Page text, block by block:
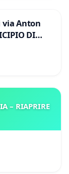
Anton
DI
– RIAPRIRE